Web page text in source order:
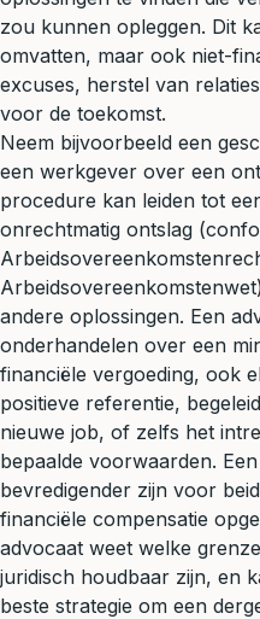
zou kunnen opleggen. Dit
omvatten, maar ook niet-
excuses, herstel van
voor de toekomst.
Neem bijvoorbeeld een
een werkgever over een
procedure kan leiden tot
onrechtmatig ontslag
andere oplossingen. Een
onderhandelen over een
financiële vergoeding, ook
positieve referentie,
nieuwe job, of zelfs het
bepaalde voorwaarden.
bevredigender zijn voor
financiële compensatie
advocaat weet welke
juridisch houdbaar zijn, en
beste strategie om een